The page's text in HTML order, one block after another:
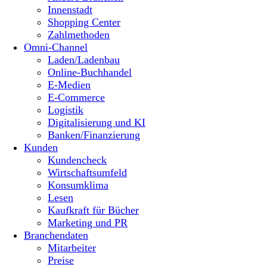
Innenstadt
Shopping Center
Zahlmethoden
Omni-Channel
Laden/Ladenbau
Online-Buchhandel
E-Medien
E-Commerce
Logistik
Digitalisierung und KI
Banken/Finanzierung
Kunden
Kundencheck
Wirtschaftsumfeld
Konsumklima
Lesen
Kaufkraft für Bücher
Marketing und PR
Branchendaten
Mitarbeiter
Preise